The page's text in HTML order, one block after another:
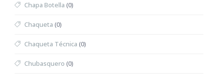
Chapa Botella (0)
Chaqueta (0)
Chaqueta Técnica (0)
Chubasquero (0)